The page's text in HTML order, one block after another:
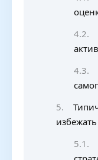
избежать